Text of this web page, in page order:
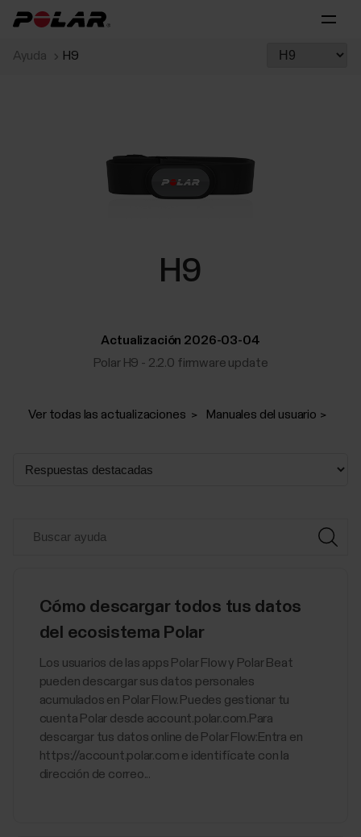
Ayuda H9
H9
Actualización 2026-03-04
Polar H9 - 2.2.0 firmware update
Ver todas las actualizaciones Manuales del usuario
Cómo descargar todos tus datos
del ecosistema Polar
Los usuarios de las apps Polar Flow y Polar Beat
pueden descargar sus datos personales
acumulados en Polar Flow. Puedes gestionar tu
cuenta Polar desde account.polar.com.Para
descargar tus datos online de Polar Flow:Entra en
https://account.polar.com e identifícate con la
dirección de correo...